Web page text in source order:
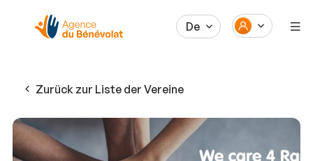
De
Zurück zur Liste der Vereine